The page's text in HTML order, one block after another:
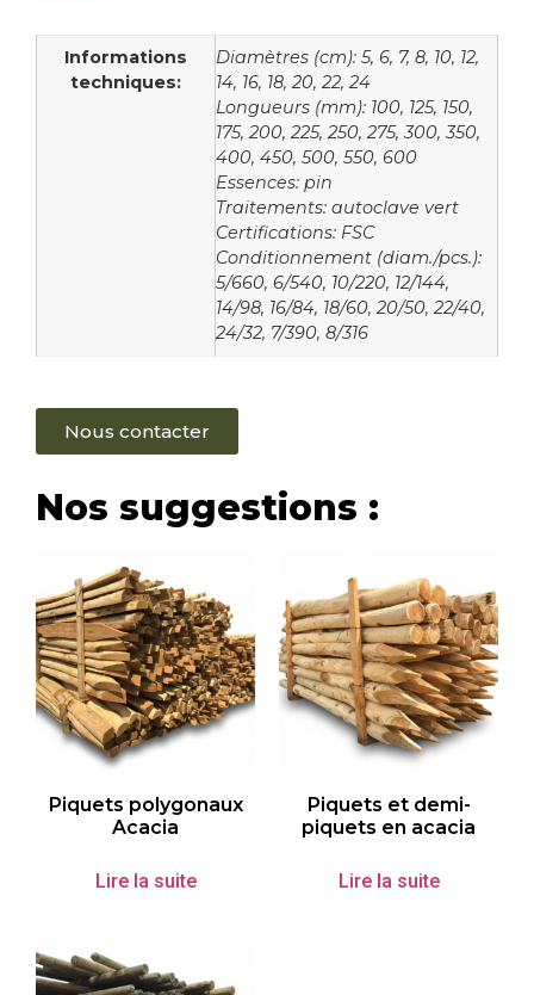
Informations
techniques:
Diamètres (cm): 5, 6, 7, 8, 10, 12,
14, 16, 18, 20, 22, 24
Longueurs (mm): 100, 125, 150,
175, 200, 225, 250, 275, 300, 350,
400, 450, 500, 550, 600
Essences: pin
Traitements: autoclave vert
Certifications: FSC
Conditionnement (diam./pcs.):
5/660, 6/540, 10/220, 12/144,
14/98, 16/84, 18/60, 20/50, 22/40,
24/32, 7/390, 8/316
Nous contacter
Nos suggestions :
Piquets polygonaux
Acacia
Lire la suite
Piquets et demi-
piquets en acacia
Lire la suite